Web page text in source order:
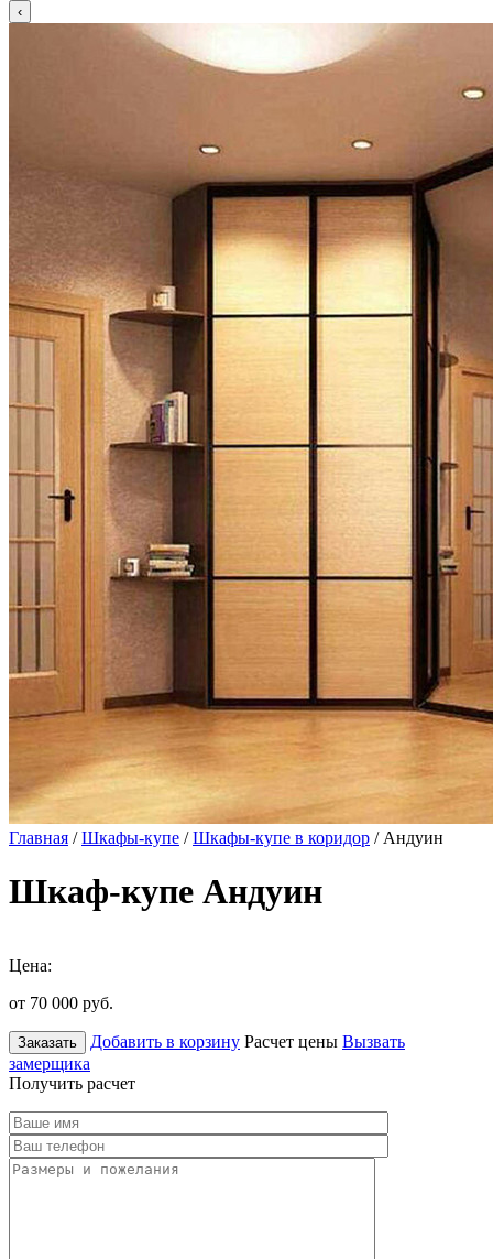
Главная /Шкафы-купе /Шкафы-купе в коридор / Андуин
Шкаф-купе Андуин
Цена:
от 70 000 руб.
Заказать Добавить в корзину Расчет цены Вызвать
замерщика
Получить расчет